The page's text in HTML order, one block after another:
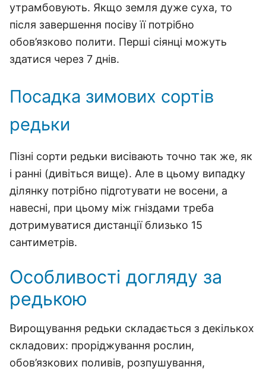
утрамбовують. Якщо земля дуже суха, то
після завершення посіву її потрібно
обов’язково полити. Перші сіянці можуть
здатися через 7 днів.
Посадка зимових сортів
редьки
Пізні сорти редьки висівають точно так же, як
і ранні (дивіться вище). Але в цьому випадку
ділянку потрібно підготувати не восени, а
навесні, при цьому між гніздами треба
дотримуватися дистанції близько 15
сантиметрів.
Особливості догляду за
редькою
Вирощування редьки складається з декількох
складових: проріджування рослин,
обов’язкових поливів, розпушування,